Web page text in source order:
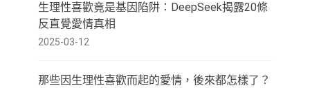
生理性喜歡竟是基因陷阱：DeepSeek揭露20條
反直覺愛情真相
2025-03-12
那些因生理性喜歡而起的愛情，後來都怎樣了？